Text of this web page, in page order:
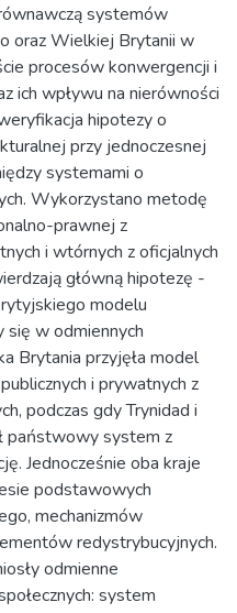
systemów
oraz Wielkiej Brytanii w
procesów konwergencji i
ich wpływu na nierówności
hipotezy o
przy jednoczesnej
systemami o
Wykorzystano metodę
prawnej z
i wtórnych z oficjalnych
główną hipotezę -
modelu
się w odmiennych
Brytania przyjęła model
i prywatnych z
podczas gdy Trynidad i
państwowy system z
Jednocześnie oba kraje
podstawowych
mechanizmów
redystrybucyjnych.
odmienne
system